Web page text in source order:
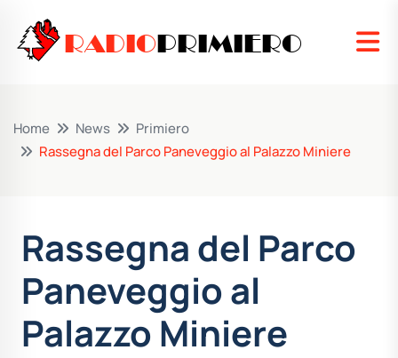
RADIOPRIMIERO
Home News
Primiero
Rassegna del Parco Paneveggio al Palazzo Miniere
Rassegna del Parco
Paneveggio al
Palazzo Miniere